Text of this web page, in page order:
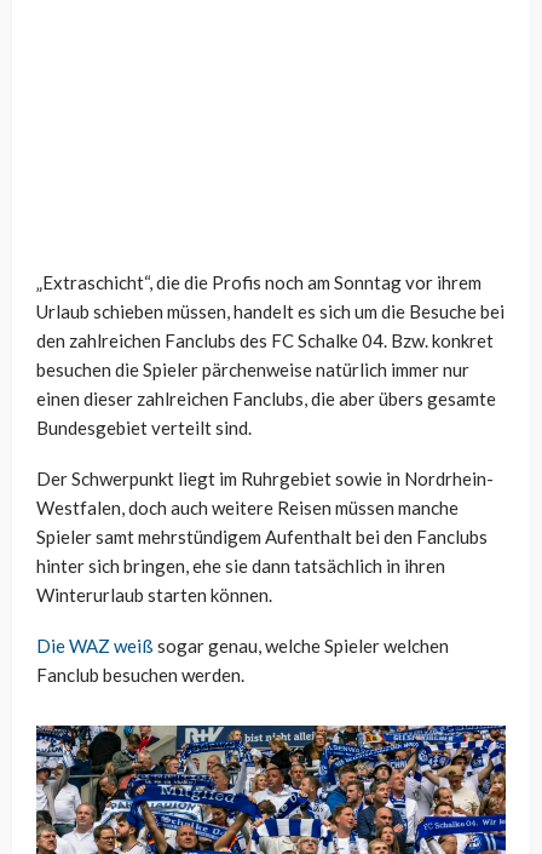
„Extraschicht“, die die Profis noch am Sonntag vor ihrem
Urlaub schieben müssen, handelt es sich um die Besuche bei
den zahlreichen Fanclubs des FC Schalke 04. Bzw. konkret
besuchen die Spieler pärchenweise natürlich immer nur
einen dieser zahlreichen Fanclubs, die aber übers gesamte
Bundesgebiet verteilt sind.
Der Schwerpunkt liegt im Ruhrgebiet sowie in Nordrhein-
Westfalen, doch auch weitere Reisen müssen manche
Spieler samt mehrstündigem Aufenthalt bei den Fanclubs
hinter sich bringen, ehe sie dann tatsächlich in ihren
Winterurlaub starten können.
Die WAZ weiß sogar genau, welche Spieler welchen
Fanclub besuchen werden.